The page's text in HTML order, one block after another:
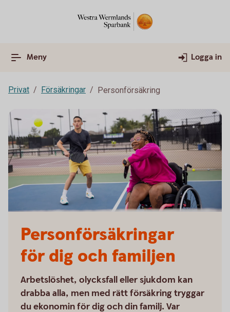
Meny Logga in
Privat Försäkringar Personförsäkring
Personförsäkringar
för dig och familjen
Arbetslöshet, olycksfall eller sjukdom kan
drabba alla, men med rätt försäkring tryggar
du ekonomin för dig och din familj. Var